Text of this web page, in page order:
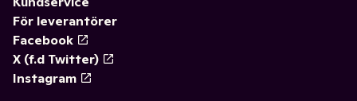
För leverantörer
Facebook
X (f.d Twitter)
Instagram